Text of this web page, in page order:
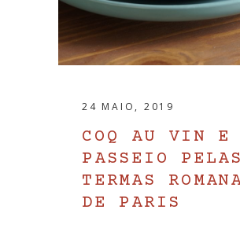
24 MAIO, 2019
COQ AU VIN E
PASSEIO PELAS
TERMAS
DE PARIS